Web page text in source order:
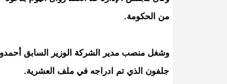
من الحكومة.
وشغل منصب مدير الشركة الوزير السابق أحمدو
جلفون الذي تم ادراجه في ملف العشرية.